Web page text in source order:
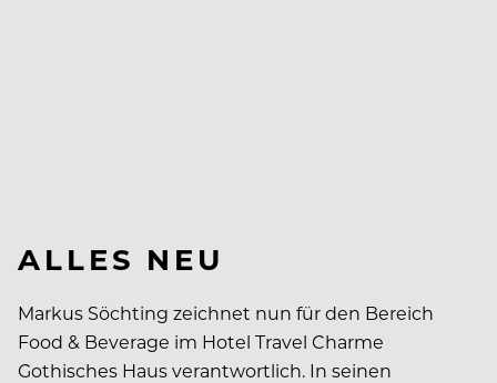
ALLES NEU
Markus Söchting zeichnet nun für den Bereich
Food & Beverage im Hotel Travel Charme
Gothisches Haus verantwortlich. In seinen